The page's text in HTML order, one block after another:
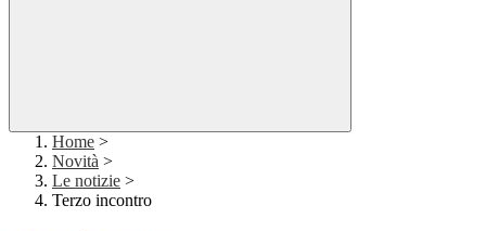
Home >
Novità >
Le notizie >
Terzo incontro